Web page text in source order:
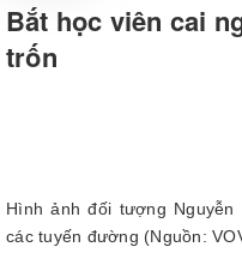
Bắt học viên cai
trốn
Hình ảnh đối tượng
các tuyến đường (Nguồn: